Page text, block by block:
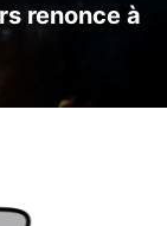
renonce à